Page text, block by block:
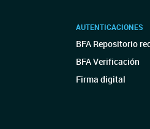
AUTENTICACIONES
BFA Repositorio
BFA Verificación
Firma digital